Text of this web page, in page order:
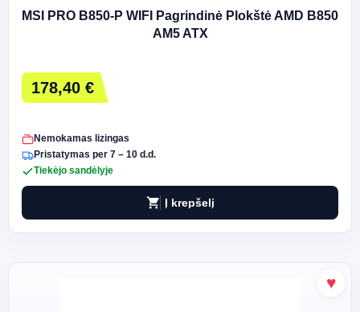
MSI PRO B850-P WIFI Pagrindinė Plokštė AMD B850
AM5 ATX
178,40 €
Nemokamas lizingas
Pristatymas per 7 – 10 d.d.
Tiekėjo sandėlyje
shopping_cart Į krepšelį